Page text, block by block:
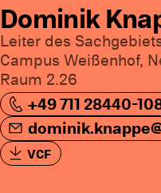
Dominik
Leiter des
Campus Weißenhof,
Raum 2.26
+49 711 28440-
VCF